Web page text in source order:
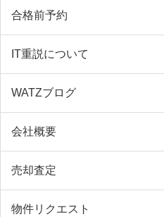
合格前予約
IT重説について
WATZブログ
会社概要
売却査定
物件リクエスト